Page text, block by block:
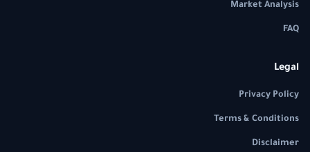
Market Analysis
FAQ
Legal
Privacy Policy
Terms & Conditions
Disclaimer